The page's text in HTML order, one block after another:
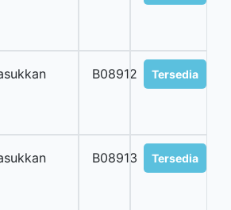
B08912 Tersedia
B08913 Tersedia